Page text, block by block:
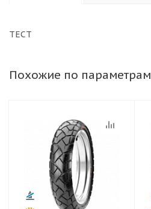
ТЕСТ
Похожие по параметрам